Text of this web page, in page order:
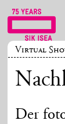
Virtual
Der